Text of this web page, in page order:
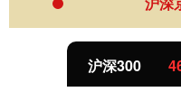
沪深300